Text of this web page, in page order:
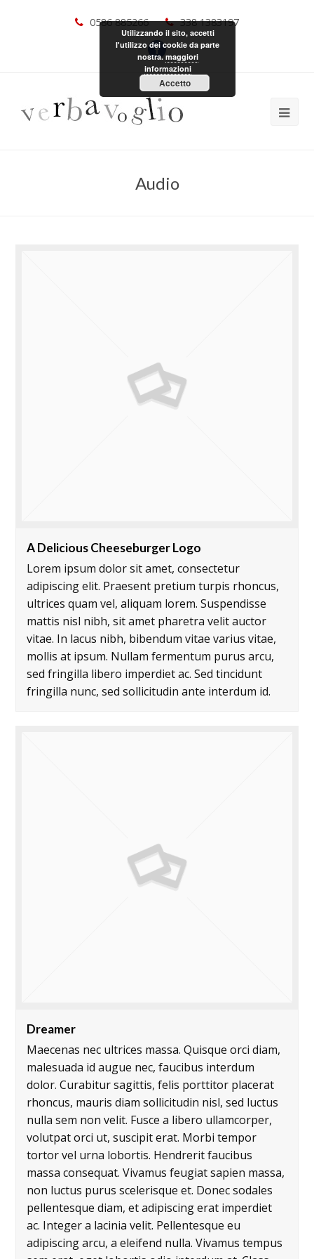
0586 885266 338 1383197
Audio
A Delicious Cheeseburger Logo
Lorem ipsum dolor sit amet, consectetur
adipiscing elit. Praesent pretium turpis rhoncus,
ultrices quam vel, aliquam lorem. Suspendisse
mattis nisl nibh, sit amet pharetra velit auctor
vitae. In lacus nibh, bibendum vitae varius vitae,
mollis at ipsum. Nullam fermentum purus arcu,
sed fringilla libero imperdiet ac. Sed tincidunt
fringilla nunc, sed sollicitudin ante interdum id.
Dreamer
Maecenas nec ultrices massa. Quisque orci diam,
malesuada id augue nec, faucibus interdum
dolor. Curabitur sagittis, felis porttitor placerat
rhoncus, mauris diam sollicitudin nisl, sed luctus
nulla sem non velit. Fusce a libero ullamcorper,
volutpat orci ut, suscipit erat. Morbi tempor
tortor vel urna lobortis. Hendrerit faucibus
massa consequat. Vivamus feugiat sapien massa,
non luctus purus scelerisque et. Donec sodales
pellentesque diam, et adipiscing erat imperdiet
ac. Integer a lacinia velit. Pellentesque eu
adipiscing arcu, a eleifend nulla. Vivamus tempus
Utilizzando il sito, accetti
l'utilizzo dei cookie da parte
nostra.maggiori
informazioni
Accetto